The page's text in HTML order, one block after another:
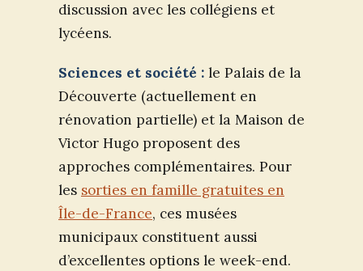
discussion avec les collégiens et
lycéens.
Sciences et société : le Palais de la
Découverte (actuellement en
rénovation partielle) et la Maison de
Victor Hugo proposent des
approches complémentaires. Pour
les sorties en famille gratuites en
Île-de-France, ces musées
municipaux constituent aussi
d’excellentes options le week-end.